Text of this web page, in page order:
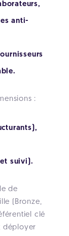
anti-
:
suivi).
de
(Bronze,
clé
déployer